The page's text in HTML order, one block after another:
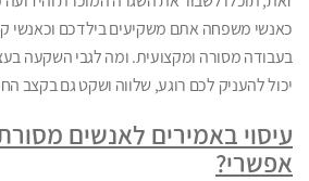
כאנשי משפחה אתם משקיעים בילדכם וכאנשי
בעבודה מסורה ומקצועית. ומה לגבי השקעה
יכול להעניק לכם רוגע, שלווה ושקט גם בקצב
עיסוי באמירים לאנשים
אפשרי?